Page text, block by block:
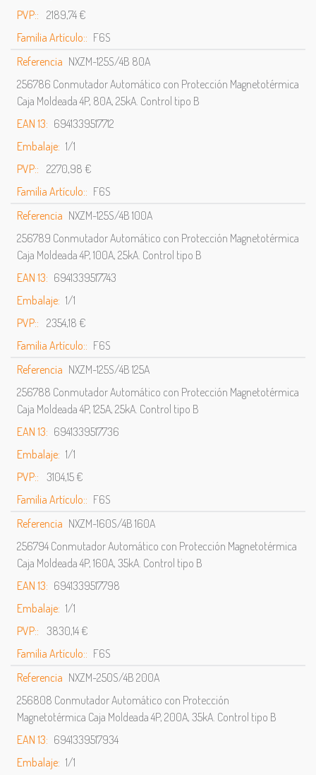
PVP:: 2189,74 €
Familia Artículo:: F6S
Referencia NXZM-125S/4B 80A
256786 Conmutador Automático con Protección Magnetotérmica
Caja Moldeada 4P, 80A, 25kA. Control tipo B
EAN 13: 6941339517712
Embalaje: 1/1
PVP:: 2270,98 €
Familia Artículo:: F6S
Referencia NXZM-125S/4B 100A
256789 Conmutador Automático con Protección Magnetotérmica
Caja Moldeada 4P, 100A, 25kA. Control tipo B
EAN 13: 6941339517743
Embalaje: 1/1
PVP:: 2354,18 €
Familia Artículo:: F6S
Referencia NXZM-125S/4B 125A
256788 Conmutador Automático con Protección Magnetotérmica
Caja Moldeada 4P, 125A, 25kA. Control tipo B
EAN 13: 6941339517736
Embalaje: 1/1
PVP:: 3104,15 €
Familia Artículo:: F6S
Referencia NXZM-160S/4B 160A
256794 Conmutador Automático con Protección Magnetotérmica
Caja Moldeada 4P, 160A, 35kA. Control tipo B
EAN 13: 6941339517798
Embalaje: 1/1
PVP:: 3830,14 €
Familia Artículo:: F6S
Referencia NXZM-250S/4B 200A
256808 Conmutador Automático con Protección
Magnetotérmica Caja Moldeada 4P, 200A, 35kA. Control tipo B
EAN 13: 6941339517934
Embalaje: 1/1